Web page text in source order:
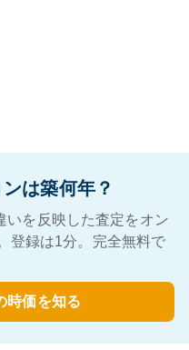
は築何年？
いを反映した査定をオン
登録は1分。完全無料で
時価を知る